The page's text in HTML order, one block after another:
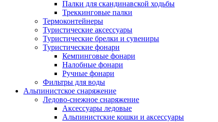
Палки для скандинавской ходьбы
Треккинговые палки
Термоконтейнеры
Туристические аксессуары
Туристические брелки и сувениры
Туристические фонари
Кемпинговые фонари
Налобные фонари
Ручные фонари
Фильтры для воды
Альпинистское снаряжение
Ледово-снежное снаряжение
Аксессуары ледовые
Альпинистские кошки и аксессуары